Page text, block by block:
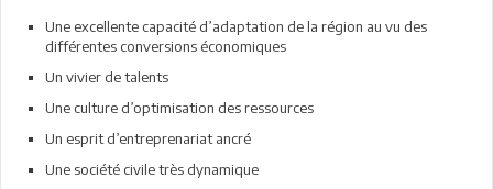
Une excellente capacité d’adaptation de la région au vu des
différentes conversions économiques
Un vivier de talents
Une culture d’optimisation des ressources
Un esprit d’entreprenariat ancré
Une société civile très dynamique